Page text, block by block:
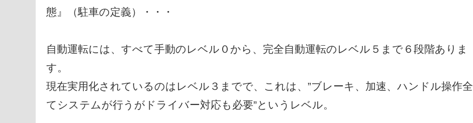
態』（駐車の定義）・・・
自動運転には、すべて手動のレベル０から、完全自動運転のレベル５まで６段階ありま
す。
現在実用化されているのはレベル３までで、これは、”ブレーキ、加速、ハンドル操作全
てシステムが行うがドライバー対応も必要”というレベル。